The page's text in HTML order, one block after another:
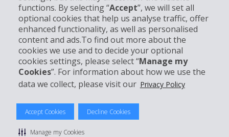
functions. By selecting “Accept”, we will set all
optional cookies that help us analyse traffic, offer
enhanced functionality, as well as personalised
content and ads.To find out more about the
cookies we use and to decide your optional
cookies settings, please select “Manage my
Cookies”. For information about how we use the
data we collect, please visit our Privacy Policy
Accept Cookies Decline Cookies
Manage my Cookies
Customer Service
Prenota con Hertz
© 2026 The Hertz System, Inc.
Privacy Policy | Condizioni di Utilizzo | Termini e Condizioni di
noleggio
Mappa sito Hertz